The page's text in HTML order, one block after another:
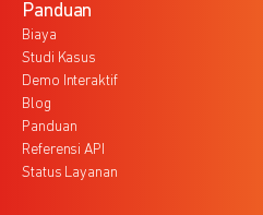
Panduan
Biaya
Studi Kasus
Demo Interaktif
Blog
Panduan
Referensi API
Status Layanan